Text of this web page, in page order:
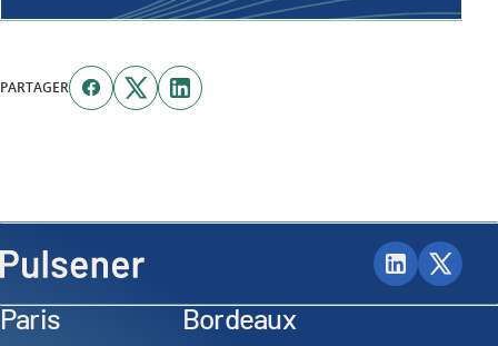
PARTAGER
Paris Bordeaux